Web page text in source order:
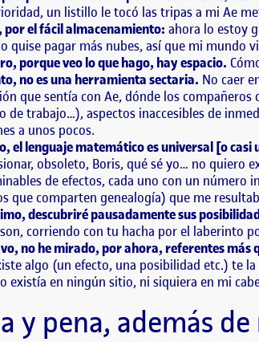
un listillo le tocó las tripas a mi Ae
por el fácil almacenamiento: ahora lo estoy
quise pagar más nubes, así que mi mundo
porque veo lo que hago, hay espacio.
no es una herramienta sectaria. No caer
que sentía con Ae, dónde los
de trabajo…), aspectos inaccesibles de
a unos pocos.
el lenguaje matemático es universal [o casi
obsoleto, Boris, qué sé yo… no quiero
de efectos, cada uno con un número
que comparten genealogía) que me
descubriré pausadamente sus
corriendo con tu hacha por el laberinto
no he mirado, por ahora, referentes más
algo (un efecto, una posibilidad etc.) te
existía en ningún sitio, ni siquiera en mi
y pena, además